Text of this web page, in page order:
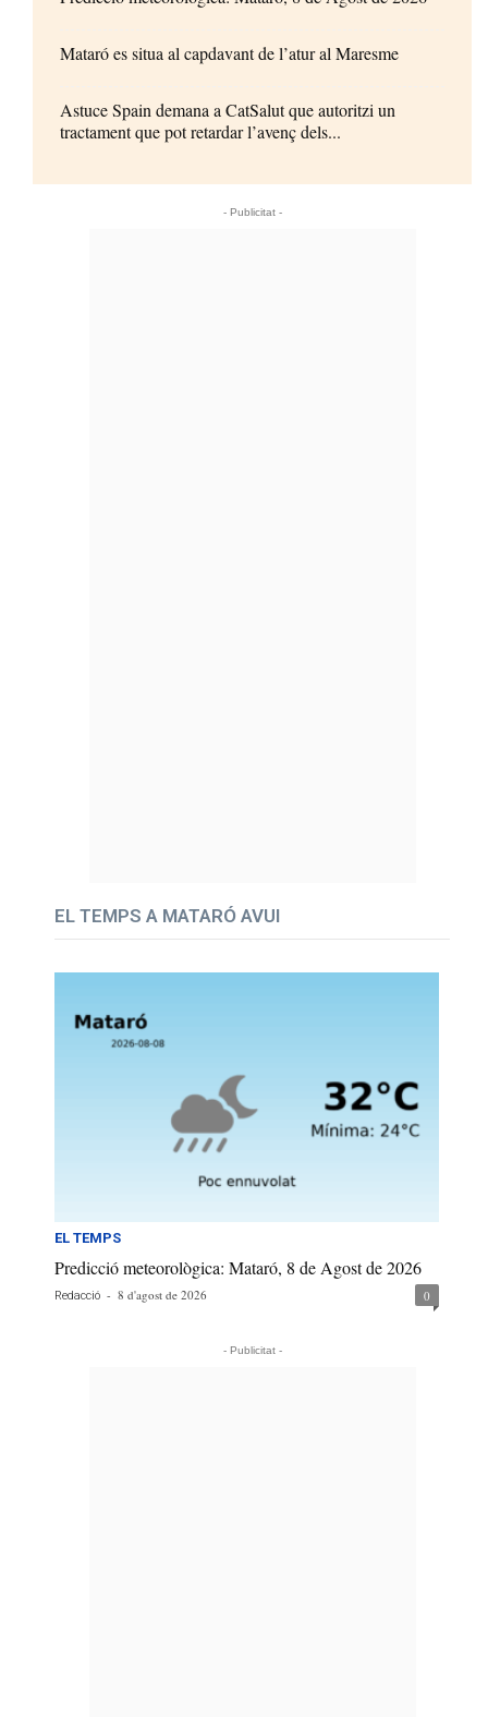
Mataró es situa al capdavant de l’atur al Maresme
Astuce Spain demana a CatSalut que autoritzi un
tractament que pot retardar l’avenç dels...
- Publicitat -
EL TEMPS A MATARÓ AVUI
EL TEMPS
Predicció meteorològica: Mataró, 8 de Agost de 2026
Redacció - 8 d'agost de 2026 0
- Publicitat -